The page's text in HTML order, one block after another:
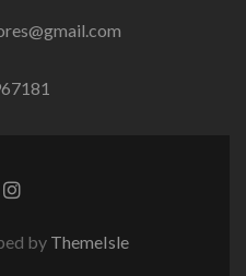
Instagram
by ThemeIsle